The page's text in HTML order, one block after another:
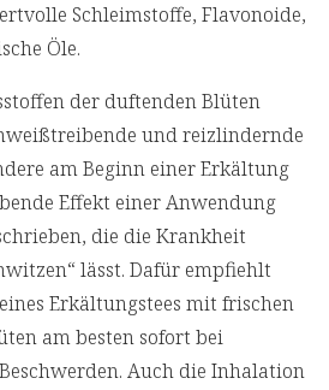
Schleimstoffe, Flavonoide,
Öle.
der duftenden Blüten
und reizlindernde
am Beginn einer Erkältung
Effekt einer Anwendung
die die Krankheit
lässt. Dafür empfiehlt
Erkältungstees mit frischen
am besten sofort bei
Auch die Inhalation